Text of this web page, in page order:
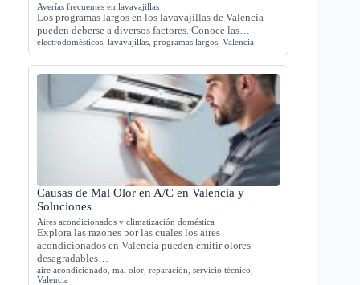
Averías frecuentes en lavavajillas
Los programas largos en los lavavajillas de Valencia
pueden deberse a diversos factores. Conoce las…
electrodomésticos lavavajillas programas largos Valencia
Causas de Mal Olor en A/C en Valencia y
Soluciones
Aires acondicionados y climatización doméstica
Explora las razones por las cuales los aires
acondicionados en Valencia pueden emitir olores
desagradables…
aire acondicionado mal olor reparación servicio técnico
Valencia